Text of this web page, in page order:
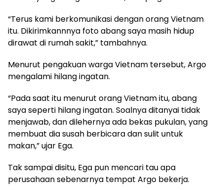
“Terus kami berkomunikasi dengan orang Vietnam
itu. Dikirimkannnya foto abang saya masih hidup
dirawat di rumah sakit,” tambahnya.
Menurut pengakuan warga Vietnam tersebut, Argo
mengalami hilang ingatan.
“Pada saat itu menurut orang Vietnam itu, abang
saya seperti hilang ingatan. Soalnya ditanyai tidak
menjawab, dan dilehernya ada bekas pukulan, yang
membuat dia susah berbicara dan sulit untuk
makan,” ujar Ega.
Tak sampai disitu, Ega pun mencari tau apa
perusahaan sebenarnya tempat Argo bekerja.